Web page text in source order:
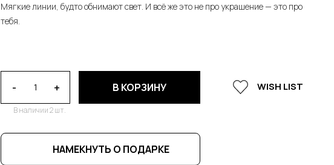
Мягкие линии, будто обнимают свет. И всё же это не про украшение — это про
тебя.
- +
В наличии 2 шт.
В КОРЗИНУ WISH LIST
НАМЕКНУТЬ О ПОДАРКЕ